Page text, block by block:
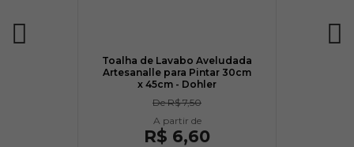
Toalha de Lavabo Aveludada
Artesanalle para Pintar 30cm
x 45cm - Dohler
DeR$ 7,50
R$ 6,60